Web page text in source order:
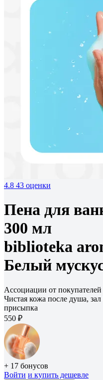
4.8 43 оценки
Пена для
300 мл
biblioteka
Белый
Ассоциации от покупателей
Чистая кожа после душа, зал
присыпка
550 ₽
+ 17 бонусов
Войти и купить дешевле